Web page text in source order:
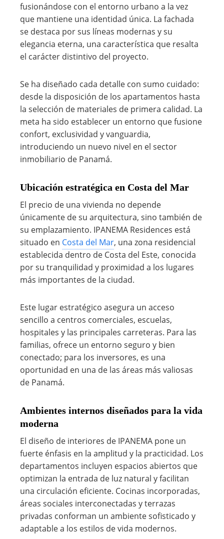
fusionándose con el entorno urbano a la vez
que mantiene una identidad única. La fachada
se destaca por sus líneas modernas y su
elegancia eterna, una característica que resalta
el carácter distintivo del proyecto.
Se ha diseñado cada detalle con sumo cuidado:
desde la disposición de los apartamentos hasta
la selección de materiales de primera calidad. La
meta ha sido establecer un entorno que fusione
confort, exclusividad y vanguardia,
introduciendo un nuevo nivel en el sector
inmobiliario de Panamá.
Ubicación estratégica en Costa del Mar
El precio de una vivienda no depende
únicamente de su arquitectura, sino también de
su emplazamiento. IPANEMA Residences está
situado en Costa del Mar, una zona residencial
establecida dentro de Costa del Este, conocida
por su tranquilidad y proximidad a los lugares
más importantes de la ciudad.
Este lugar estratégico asegura un acceso
sencillo a centros comerciales, escuelas,
hospitales y las principales carreteras. Para las
familias, ofrece un entorno seguro y bien
conectado; para los inversores, es una
oportunidad en una de las áreas más valiosas
de Panamá.
Ambientes internos diseñados para la vida
moderna
El diseño de interiores de IPANEMA pone un
fuerte énfasis en la amplitud y la practicidad. Los
departamentos incluyen espacios abiertos que
optimizan la entrada de luz natural y facilitan
una circulación eficiente. Cocinas incorporadas,
áreas sociales interconectadas y terrazas
privadas conforman un ambiente sofisticado y
adaptable a los estilos de vida modernos.